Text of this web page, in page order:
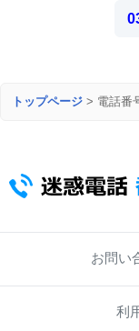
トップページ > 電話番
お問い
利